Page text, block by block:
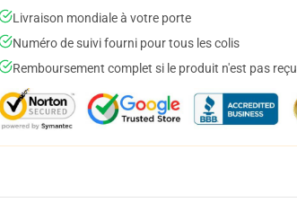
Livraison mondiale à votre porte
Numéro de suivi fourni pour tous les colis
Remboursement complet si le produit n'est pas reçu